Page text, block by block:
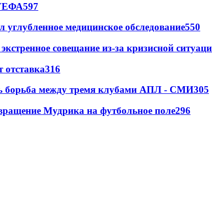
597
медицинское обследование550
совещание из-за кризисной
316
борьба между тремя клубами АПЛ - СМИ305
Мудрика на футбольное поле296